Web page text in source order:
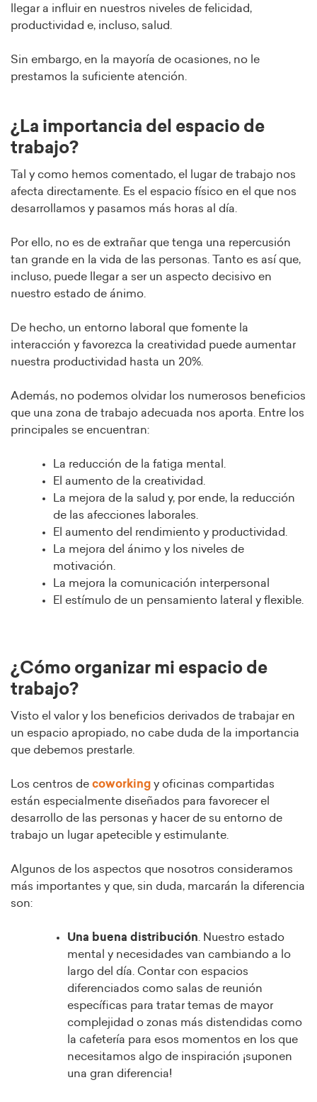
llegar a influir en nuestros niveles de felicidad,
productividad e, incluso, salud.
Sin embargo, en la mayoría de ocasiones, no le
prestamos la suficiente atención.
¿La importancia del espacio de
trabajo?
Tal y como hemos comentado, el lugar de trabajo nos
afecta directamente. Es el espacio físico en el que nos
desarrollamos y pasamos más horas al día.
Por ello, no es de extrañar que tenga una repercusión
tan grande en la vida de las personas. Tanto es así que,
incluso, puede llegar a ser un aspecto decisivo en
nuestro estado de ánimo.
De hecho, un entorno laboral que fomente la
interacción y favorezca la creatividad puede aumentar
nuestra productividad hasta un 20%.
Además, no podemos olvidar los numerosos beneficios
que una zona de trabajo adecuada nos aporta. Entre los
principales se encuentran:
La reducción de la fatiga mental.
El aumento de la creatividad.
La mejora de la salud y, por ende, la reducción
de las afecciones laborales.
El aumento del rendimiento y productividad.
La mejora del ánimo y los niveles de
motivación.
La mejora la comunicación interpersonal
El estímulo de un pensamiento lateral y flexible.
¿Cómo organizar mi espacio de
trabajo?
Visto el valor y los beneficios derivados de trabajar en
un espacio apropiado, no cabe duda de la importancia
que debemos prestarle.
Los centros de coworking y oficinas compartidas
están especialmente diseñados para favorecer el
desarrollo de las personas y hacer de su entorno de
trabajo un lugar apetecible y estimulante.
Algunos de los aspectos que nosotros consideramos
más importantes y que, sin duda, marcarán la diferencia
son:
Una buena distribución. Nuestro estado
mental y necesidades van cambiando a lo
largo del día. Contar con espacios
diferenciados como salas de reunión
específicas para tratar temas de mayor
complejidad o zonas más distendidas como
la cafetería para esos momentos en los que
necesitamos algo de inspiración ¡suponen
una gran diferencia!